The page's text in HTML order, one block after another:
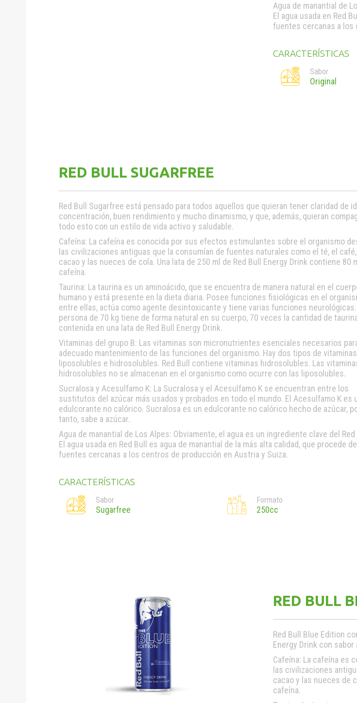
Agua de manantial de
El agua usada en Red
fuentes cercanas a los
CARACTERÍSTICAS
Sabor
Original
RED BULL SUGARFREE
Red Bull Sugarfree está pensado para todos aquellos que quieran tener claridad de
concentración, buen rendimiento y mucho dinamismo, y que, además, quieran
todo esto con un estilo de vida activo y saludable.
Cafeína: La cafeína es conocida por sus efectos estimulantes sobre el organismo
las civilizaciones antiguas que la consumían de fuentes naturales como el té, el café,
cacao y las nueces de cola. Una lata de 250 ml de Red Bull Energy Drink contiene 80
cafeína.
Taurina: La taurina es un aminoácido, que se encuentra de manera natural en el
humano y está presente en la dieta diaria. Posee funciones fisiológicas en el
entre ellas, actúa como agente desintoxicante y tiene varias funciones neurológicas.
persona de 70 kg tiene de forma natural en su cuerpo, 70 veces la cantidad de
contenida en una lata de Red Bull Energy Drink.
Vitaminas del grupo B: Las vitaminas son micronutrientes esenciales necesarios
adecuado mantenimiento de las funciones del organismo. Hay dos tipos de
liposolubles e hidrosolubles. Red Bull contiene vitaminas hidrosolubles. Las
hidrosolubles no se almacenan en el organismo como ocurre con las liposolubles.
Sucralosa y Acesulfamo K: La Sucralosa y el Acesulfamo K se encuentran entre los
sustitutos del azúcar más usados y probados en todo el mundo. El Acesulfamo K es
edulcorante no calórico. Sucralosa es un edulcorante no calórico hecho de azúcar,
tanto, sabe a azúcar.
Agua de manantial de Los Alpes: Obviamente, el agua es un ingrediente clave del Red
El agua usada en Red Bull es agua de manantial de la más alta calidad, que procede de
fuentes cercanas a los centros de producción en Austria y Suiza.
CARACTERÍSTICAS
Sabor
Sugarfree
Formato
250cc
RED BULL
Red Bull Blue Edition
Energy Drink con sabor
Cafeína: La cafeína es
las civilizaciones
cacao y las nueces de
cafeína.